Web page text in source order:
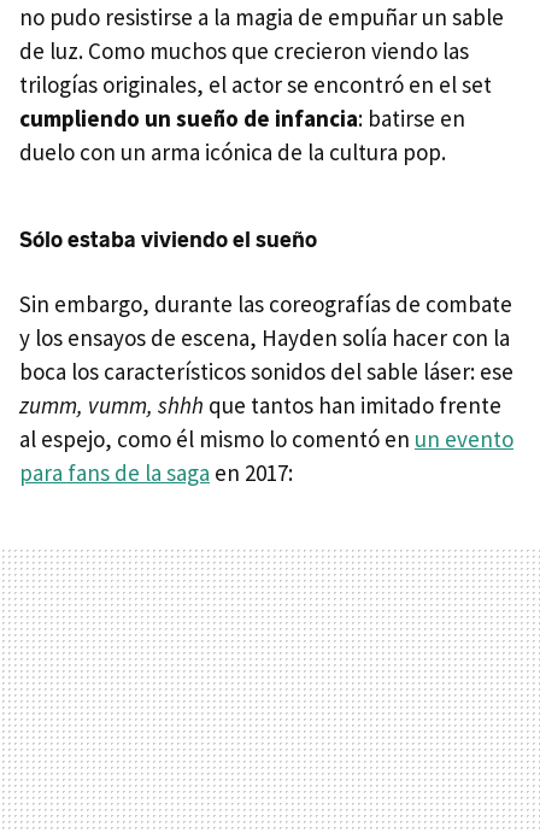
no pudo resistirse a la magia de empuñar un sable
de luz. Como muchos que crecieron viendo las
trilogías originales, el actor se encontró en el set
cumpliendo un sueño de infancia: batirse en
duelo con un arma icónica de la cultura pop.
Sólo estaba viviendo el sueño
Sin embargo, durante las coreografías de combate
y los ensayos de escena, Hayden solía hacer con la
boca los característicos sonidos del sable láser: ese
zumm, vumm, shhh que tantos han imitado frente
al espejo, como él mismo lo comentó en un evento
para fans de la saga en 2017: